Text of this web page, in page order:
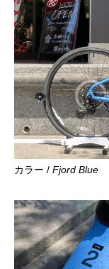
カラー / Fjord Blue